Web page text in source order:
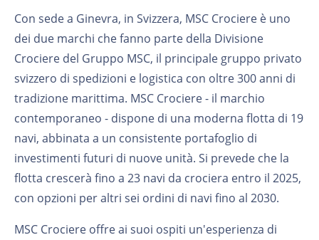
Con sede a Ginevra, in Svizzera, MSC Crociere è uno
dei due marchi che fanno parte della Divisione
Crociere del Gruppo MSC, il principale gruppo privato
svizzero di spedizioni e logistica con oltre 300 anni di
tradizione marittima. MSC Crociere - il marchio
contemporaneo - dispone di una moderna flotta di 19
navi, abbinata a un consistente portafoglio di
investimenti futuri di nuove unità. Si prevede che la
flotta crescerà fino a 23 navi da crociera entro il 2025,
con opzioni per altri sei ordini di navi fino al 2030.
MSC Crociere offre ai suoi ospiti un'esperienza di